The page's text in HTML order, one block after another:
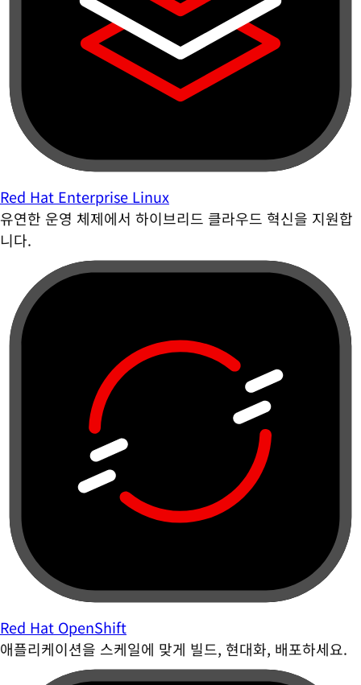
Red Hat Enterprise Linux
유연한 운영 체제에서 하이브리드 클라우드 혁신을 지원합
니다.
Red Hat OpenShift
애플리케이션을 스케일에 맞게 빌드, 현대화, 배포하세요.